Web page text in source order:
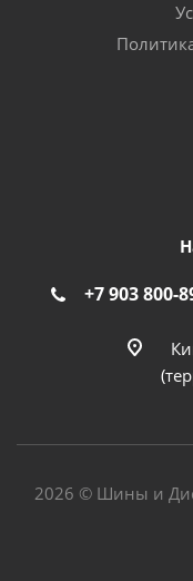
+7 903 800-
2026 © Шины и